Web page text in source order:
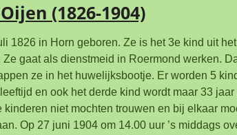
(1826-1904)
1826 in Horn geboren. Ze is het 3e kind uit
Ze gaat als dienstmeid in Roermond werken.
ze in het huwelijksbootje. Er worden 5
en ook het derde kind wordt maar 33
kinderen niet mochten trouwen en bij elkaar
Op 27 juni 1904 om 14.00 uur ’s middags